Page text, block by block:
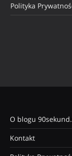
Polityka
O blogu
Kontakt